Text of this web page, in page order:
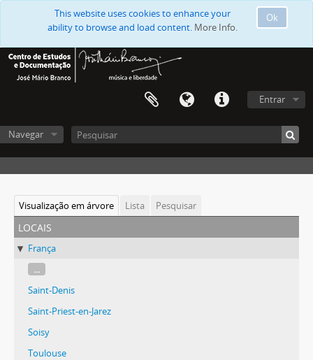
Ok
This website uses cookies to enhance your
ability to browse and load content. More Info.
Entrar
Navegar
Visualização em árvore Lista Pesquisar
locais
França
...
Saint-Denis
Saint-Priest-en-Jarez
Soisy
Toulouse